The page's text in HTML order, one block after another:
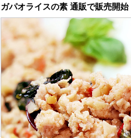
ガパオライスの素 通販で販売開